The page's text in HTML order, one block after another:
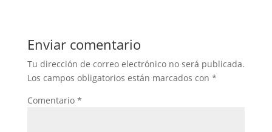
Enviar comentario
Tu dirección de correo electrónico no será publicada.
Los campos obligatorios están marcados con *
Comentario *